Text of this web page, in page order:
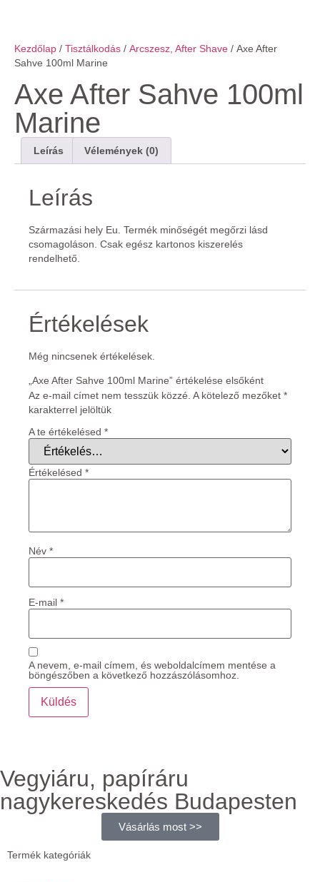
Kezdőlap / Tisztálkodás / Arcszesz, After Shave / Axe After
Sahve 100ml Marine
Axe After Sahve 100ml
Marine
Leírás Vélemények (0)
Leírás
Származási hely Eu. Termék minőségét megőrzi lásd
csomagoláson. Csak egész kartonos kiszerelés
rendelhető.
Értékelések
Még nincsenek értékelések.
„Axe After Sahve 100ml Marine” értékelése elsőként
Az e-mail címet nem tesszük közzé. A kötelező mezőket *
karakterrel jelöltük
A te értékelésed *
Értékelésed *
Név *
E-mail *
A nevem, e-mail címem, és weboldalcímem mentése a
böngészőben a következő hozzászólásomhoz.
Vegyiáru, papíráru
nagykereskedés Budapesten
Vásárlás most >>
Termék kategóriák